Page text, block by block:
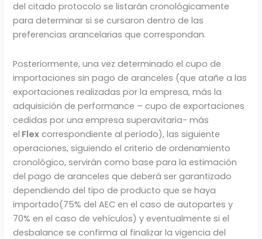
del citado protocolo se listarán cronológicamente
para determinar si se cursaron dentro de las
preferencias arancelarias que correspondan.
Posteriormente, una vez determinado el cupo de
importaciones sin pago de aranceles (que atañe a las
exportaciones realizadas por la empresa, más la
adquisición de performance – cupo de exportaciones
cedidas por una empresa superavitaria- más
el Flex correspondiente al período), las siguiente
operaciones, siguiendo el criterio de ordenamiento
cronológico, servirán como base para la estimación
del pago de aranceles que deberá ser garantizado
dependiendo del tipo de producto que se haya
importado(75% del AEC en el caso de autopartes y
70% en el caso de vehículos) y eventualmente si el
desbalance se confirma al finalizar la vigencia del